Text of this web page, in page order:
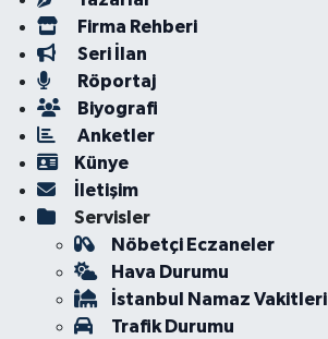
Firma Rehberi
Seri İlan
Röportaj
Biyografi
Anketler
Künye
İletişim
Servisler
Nöbetçi Eczaneler
Hava Durumu
İstanbul Namaz Vakitleri
Trafik Durumu